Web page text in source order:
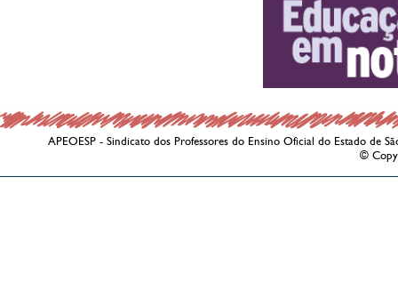
APEOESP - Sindicato dos Professores do Ensino Oficial do Estado de
©